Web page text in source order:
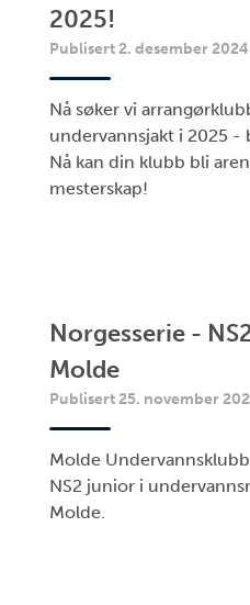
2025!
Publisert 2. desember 2024
Nå søker vi
undervannsjakt i 2025 -
Nå kan din klubb bli
mesterskap!
Norgesserie -
Molde
Publisert 25. november
Molde
NS2 junior i
Molde.